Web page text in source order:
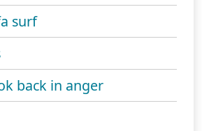
surf
back in anger